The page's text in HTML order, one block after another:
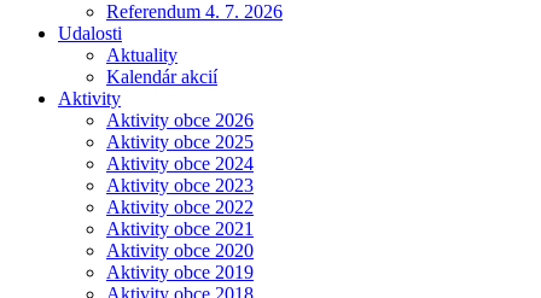
Referendum 4. 7. 2026
Udalosti
Aktuality
Kalendár akcií
Aktivity
Aktivity obce 2026
Aktivity obce 2025
Aktivity obce 2024
Aktivity obce 2023
Aktivity obce 2022
Aktivity obce 2021
Aktivity obce 2020
Aktivity obce 2019
Aktivity obce 2018